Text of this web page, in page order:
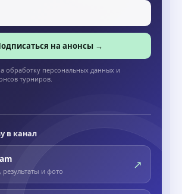
на анонсы →
обработку персональных данных и
турниров.
в канал
и фото ↗